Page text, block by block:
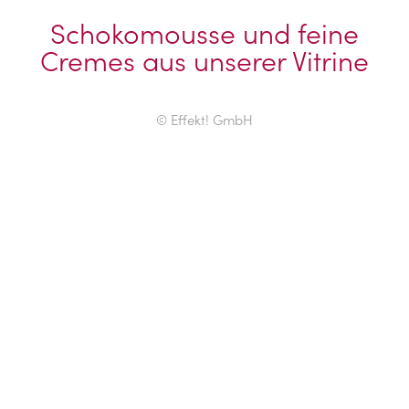
Schokomousse und feine
Cremes aus unserer Vitrine
© Effekt! GmbH